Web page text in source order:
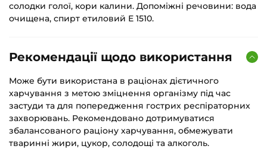
солодки голої, кори калини. Допоміжні речовини: вода
очищена, спирт етиловий Е 1510.
Рекомендації щодо використання
Може бути використана в раціонах дієтичного
харчування з метою зміцнення організму під час
застуди та для попередження гострих респіраторних
захворювань. Рекомендовано дотримуватися
збалансованого раціону харчування, обмежувати
тваринні жири, цукор, солодощі та алкоголь.